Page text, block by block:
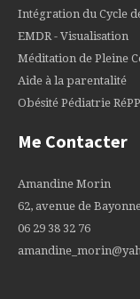
Intégration du Cycle
EMDR - Visualisation
Méditation de Pleine
Aide à la parentalité
Obésité Pédiatrie
Me Contacter
Amandine Morin
62, avenue de
06 29 38 32 76